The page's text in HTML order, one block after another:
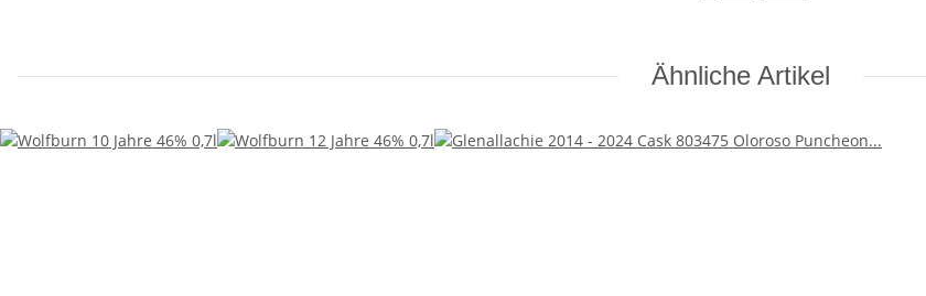
Ähnliche Artikel